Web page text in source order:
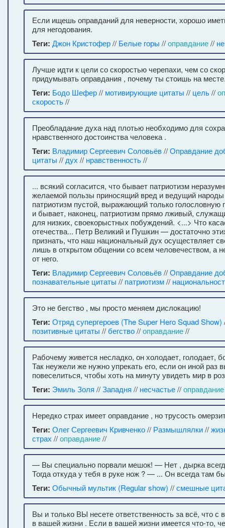
Если ищешь оправданий для неверности, хорошо
для негодования.
Теги: Джон Кристофер// Белые горы //оправдание//
Лучше идти к цели со скоростью черепахи, чем со
придумывать оправдания , почему ты стоишь на
Теги: Бодо Шефер// мотивирующие цитаты // цель//
скорость//
Преобладание духа над плотью необходимо для
нравственного достоинства человека .
Теги: Владимир Сергеевич Соловьёв//Оправдание
цитаты // дух // нравственность//
... всякий согласится, что бывает патриотизм
желаемой пользы приносящий вред и ведущий народы
патриотизм пустой, выражающий только голословную
и бывает, наконец, патриотизм прямо лживый,
для низких, своекорыстных побуждений. <...> Что
отечества... Петр Великий и Пушкин — достаточно
признать, что наш национальный дух осуществляет
лишь в открытом общении со всем человечеством, а
от него.
Теги: Владимир Сергеевич Соловьёв//Оправдание
познавательные цитаты // патриотизм//
Это не бегство , мы просто меняем дислокацию!
Теги: Отряд супергероев (The Super Hero Squad Show)
позитивные цитаты //бегство//оправдание//
Рабочему живется несладко, он холодает, голодает,
Так неужели же нужно упрекать его, если он иной раз
повеселиться, чтобы хоть на минуту увидеть мир в
Теги: Эмиль Золя //Западня // несчастье//оправдание
Нередко страх имеет оправдание , но трусость
Теги: Олег Сергеевич Кривченко// Размышлялки//
страх //оправдание//
— Вы специально порвали мешок! — Нет , дырка
Тогда откуда у тебя в руке нож ? — ... Он всегда там
Теги: Обычный мультик (Regular show) //смешные
Вы и только ВЫ несете ответственность за всё, что с
в вашей жизни . Если в вашей жизни имеется что-то,